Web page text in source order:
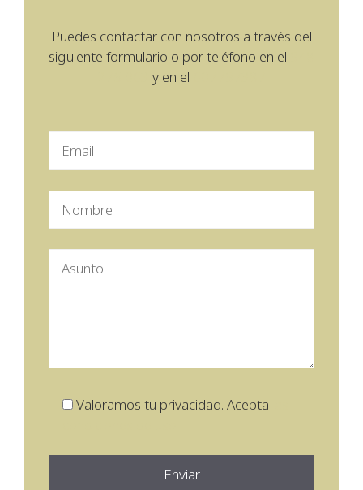
Puedes contactar con nosotros a través del
siguiente formulario o por teléfono en el
y en el
Valoramos tu privacidad. Acepta